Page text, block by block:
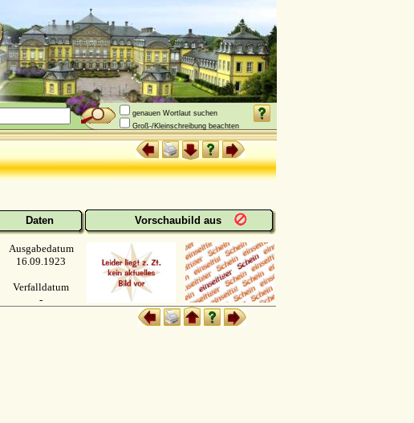
genauen Wortlaut suchen
Groß-/Kleinschreibung beachten
Daten Vorschaubild aus
Ausgabedatum
16.09.1923
Verfalldatum
-